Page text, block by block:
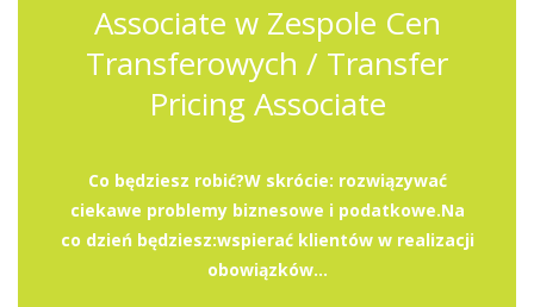
Associate w Zespole Cen
Transferowych / Transfer
Pricing Associate
Co będziesz robić?W skrócie: rozwiązywać
ciekawe problemy biznesowe i podatkowe.Na
co dzień będziesz:wspierać klientów w realizacji
obowiązków...